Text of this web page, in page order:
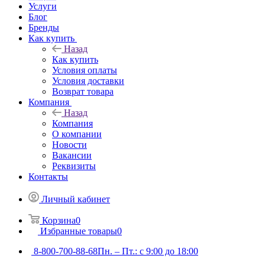
Услуги
Блог
Бренды
Как купить
Назад
Как купить
Условия оплаты
Условия доставки
Возврат товара
Компания
Назад
Компания
О компании
Новости
Вакансии
Реквизиты
Контакты
Личный кабинет
Корзина0
Избранные товары0
8-800-700-88-68Пн. – Пт.: с 9:00 до 18:00